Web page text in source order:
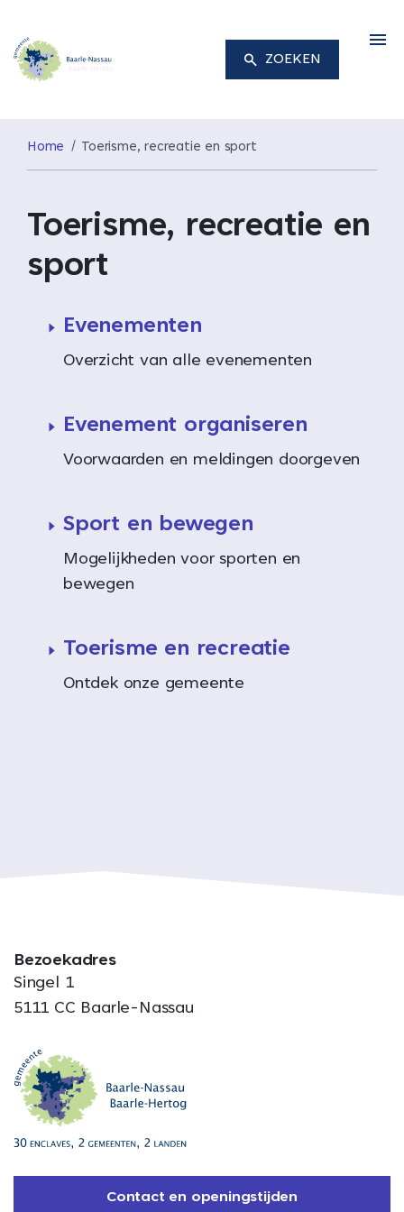
ZOEKEN
Home Toerisme, recreatie en sport
Toerisme, recreatie en
sport
Evenementen
Overzicht van alle evenementen
Evenement organiseren
Voorwaarden en meldingen doorgeven
Sport en bewegen
Mogelijkheden voor sporten en
bewegen
Toerisme en recreatie
Ontdek onze gemeente
Bezoekadres
Singel 1
5111 CC Baarle-Nassau
Contact en openingstijden